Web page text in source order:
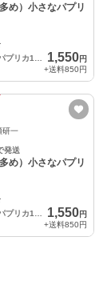
め）小さなパプリ
1,550円
+送料850円
研一
発送
め）小さなパプリ
1,550円
+送料850円